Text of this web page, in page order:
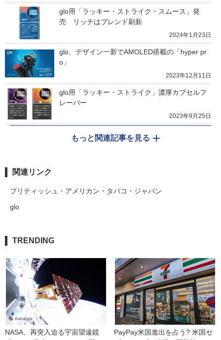
glo用「ラッキー・ストライク・スムース」発
売　リッチはブレンド刷新
2024年1月23日
glo、デザイン一新でAMOLED搭載の「hyper pr
o」
2023年12月11日
glo用「ラッキー・ストライク」濃厚カプセルフ
レーバー
2023年9月25日
もっと関連記事を見る
関連リンク
ブリティッシュ・アメリカン・タバコ・ジャパン
glo
TRENDING
NASA、再突入迫る宇宙望遠鏡
PayPay米国進出を占う? 米国セ